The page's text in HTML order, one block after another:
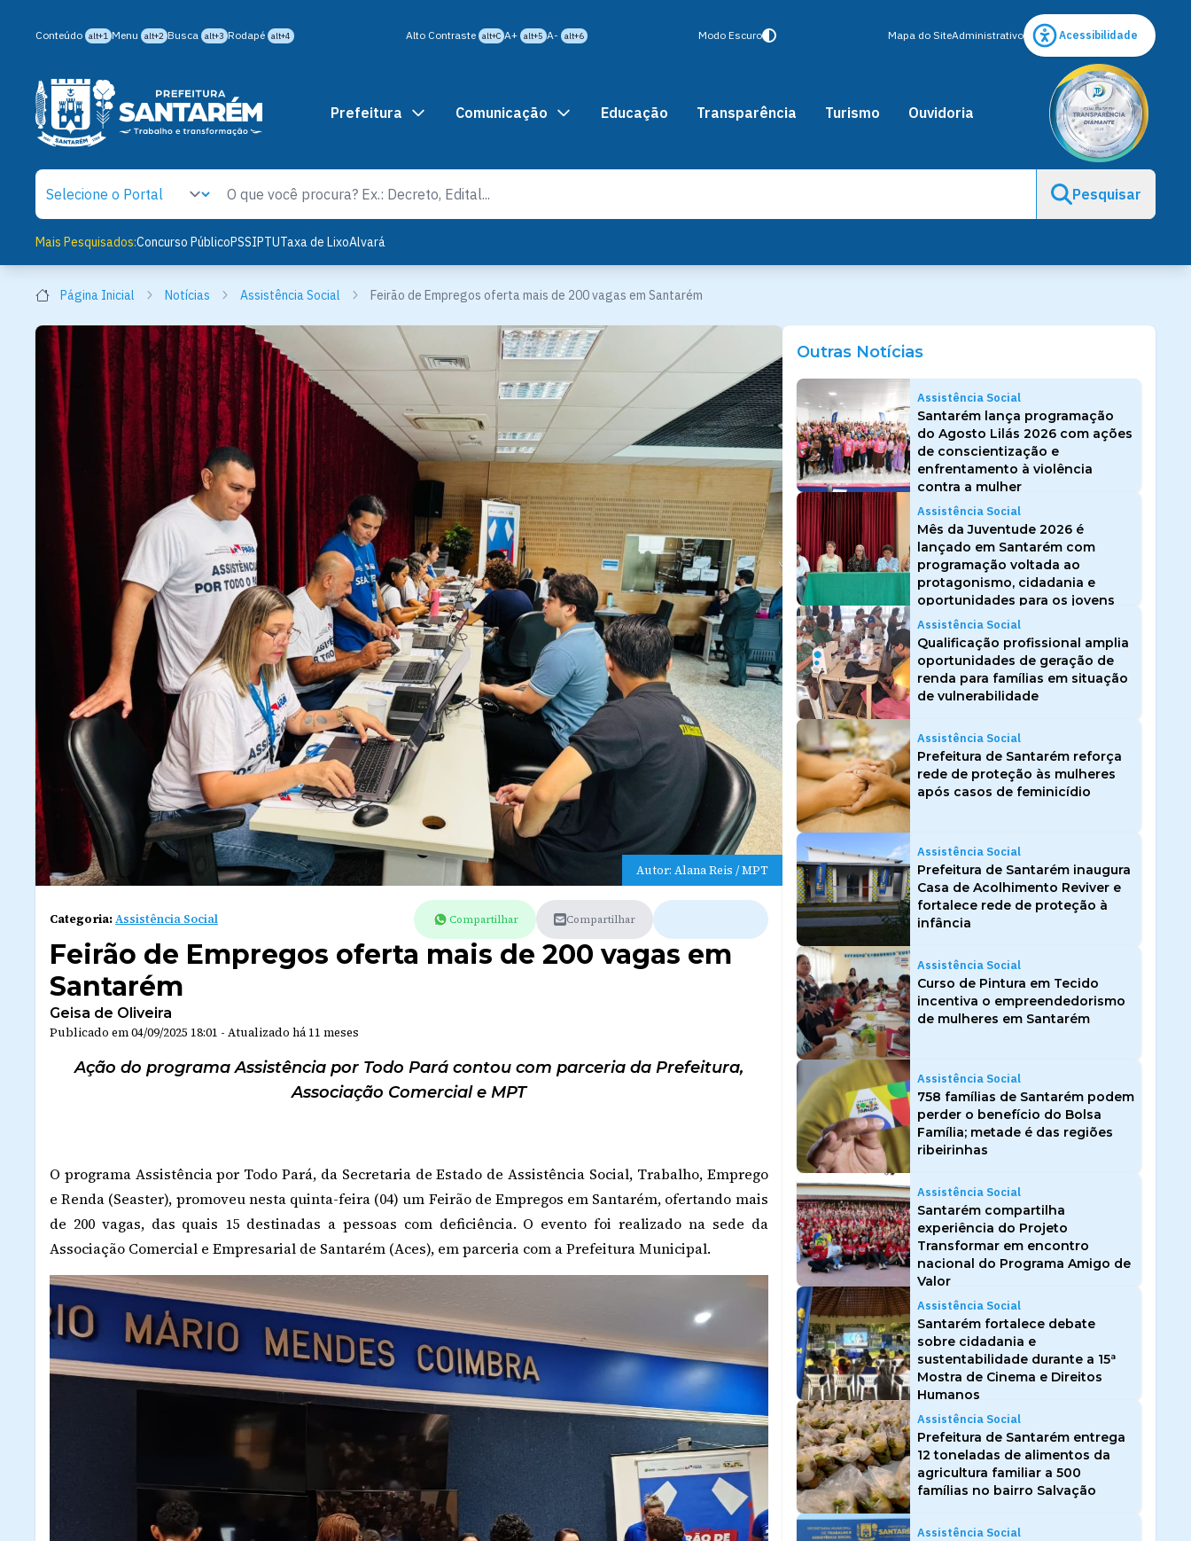
Conteúdo alt+1 Menu alt+2 Busca alt+3 Rodapé alt+4 Alto Contraste alt+C A+ alt+5 A- alt+6 Modo Escuro Mapa do SiteAdministrativo Acessibilidade
Prefeitura Comunicação Educação Transparência Turismo Ouvidoria
Pesquisar
Mais Pesquisados:Concurso PúblicoPSSIPTUTaxa de LixoAlvará
Página Inicial Notícias Assistência Social Feirão de Empregos oferta mais de 200 vagas em Santarém
Autor: Alana Reis / MPT
Categoria:Assistência Social Compartilhar Compartilhar
Feirão de Empregos oferta mais de 200 vagas em
Santarém
Geisa de Oliveira
Publicado em04/09/2025 18:01 - Atualizado há 11 meses
Ação do programa Assistência por Todo Pará contou com parceria da Prefeitura,
Associação Comercial e MPT
O programa Assistência por Todo Pará, da Secretaria de Estado de Assistência Social, Trabalho, Emprego
e Renda (Seaster), promoveu nesta quinta-feira (04) um Feirão de Empregos em Santarém, ofertando mais
de 200 vagas, das quais 15 destinadas a pessoas com deficiência. O evento foi realizado na sede da
Associação Comercial e Empresarial de Santarém (Aces), em parceria com a Prefeitura Municipal.
Outras Notícias
Assistência Social
Santarém lança programação
do Agosto Lilás 2026 com ações
de conscientização e
enfrentamento à violência
contra a mulher
Assistência Social
Mês da Juventude 2026 é
lançado em Santarém com
programação voltada ao
protagonismo, cidadania e
oportunidades para os jovens
Assistência Social
Qualificação profissional amplia
oportunidades de geração de
renda para famílias em situação
de vulnerabilidade
Assistência Social
Prefeitura de Santarém reforça
rede de proteção às mulheres
após casos de feminicídio
Assistência Social
Prefeitura de Santarém inaugura
Casa de Acolhimento Reviver e
fortalece rede de proteção à
infância
Assistência Social
Curso de Pintura em Tecido
incentiva o empreendedorismo
de mulheres em Santarém
Assistência Social
758 famílias de Santarém podem
perder o benefício do Bolsa
Família; metade é das regiões
ribeirinhas
Assistência Social
Santarém compartilha
experiência do Projeto
Transformar em encontro
nacional do Programa Amigo de
Valor
Assistência Social
Santarém fortalece debate
sobre cidadania e
sustentabilidade durante a 15ª
Mostra de Cinema e Direitos
Humanos
Assistência Social
Prefeitura de Santarém entrega
12 toneladas de alimentos da
agricultura familiar a 500
famílias no bairro Salvação
Assistência Social